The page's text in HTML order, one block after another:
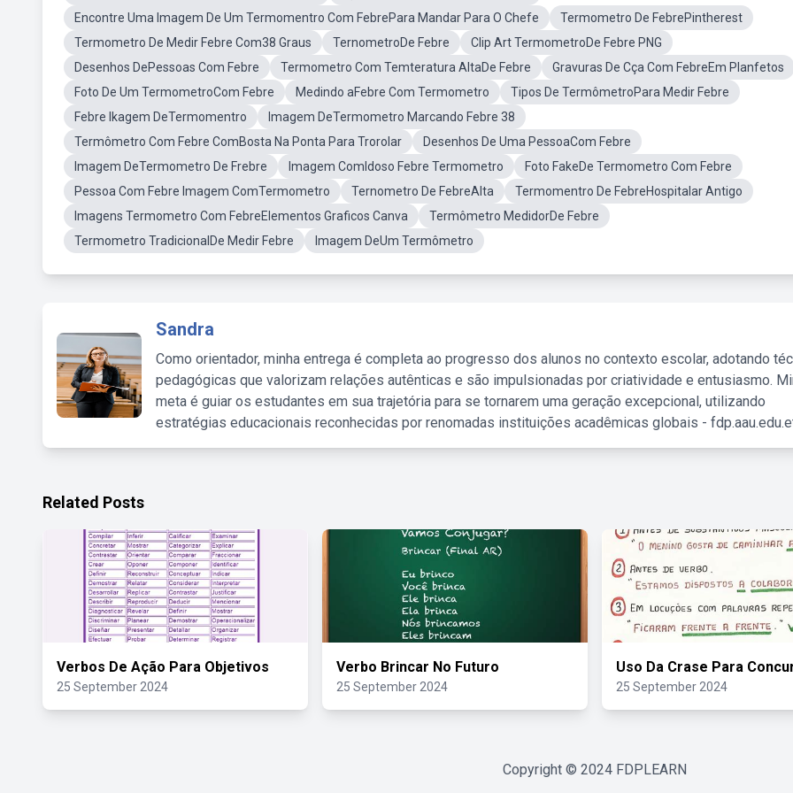
Encontre Uma Imagem De Um Termomentro Com FebrePara Mandar Para O Chefe
Termometro De FebrePintherest
Termometro De Medir Febre Com38 Graus
TernometroDe Febre
Clip Art TermometroDe Febre PNG
Desenhos DePessoas Com Febre
Termometro Com Temteratura AltaDe Febre
Gravuras De Cça Com FebreEm Planfetos
Foto De Um TermometroCom Febre
Medindo aFebre Com Termometro
Tipos De TermômetroPara Medir Febre
Febre Ikagem DeTermomentro
Imagem DeTermometro Marcando Febre 38
Termômetro Com Febre ComBosta Na Ponta Para Trorolar
Desenhos De Uma PessoaCom Febre
Imagem DeTermometro De Frebre
Imagem ComIdoso Febre Termometro
Foto FakeDe Termometro Com Febre
Pessoa Com Febre Imagem ComTermometro
Ternometro De FebreAlta
Termomentro De FebreHospitalar Antigo
Imagens Termometro Com FebreElementos Graficos Canva
Termômetro MedidorDe Febre
Termometro TradicionalDe Medir Febre
Imagem DeUm Termômetro
Sandra
Como orientador, minha entrega é completa ao progresso dos alunos no contexto escolar, adotando
pedagógicas que valorizam relações autênticas e são impulsionadas por criatividade e entusiasmo.
meta é guiar os estudantes em sua trajetória para se tornarem uma geração excepcional, utilizando
estratégias educacionais reconhecidas por renomadas instituições acadêmicas globais -
Related Posts
Verbos De Ação Para Objetivos
25 September 2024
Verbo Brincar No Futuro
25 September 2024
Uso Da Crase Para
25 September 2024
Copyright © 2024 FDPLEARN